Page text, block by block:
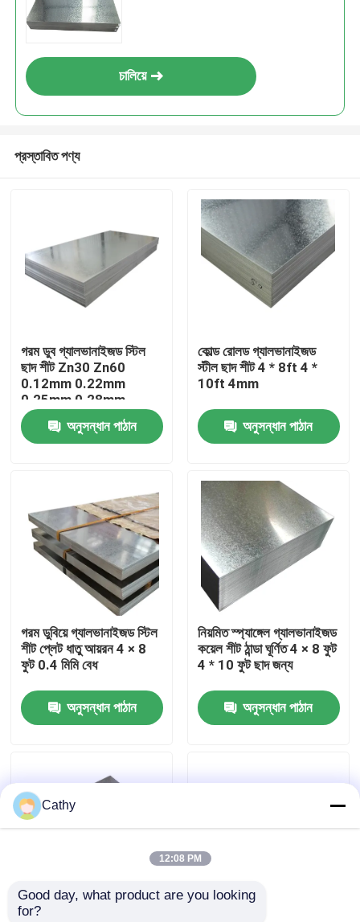
আমাদের সম্বন্ধে
গুণমান নিয়ন্ত্রণ
আমাদের সাথে যোগাযোগ
মামলা
শীট স্টেইনলেস স্টীল
চালিয়ে
প্রস্তাবিত পণ্য
গরম ডুব গ্যালভানাইজড স্টিল
ছাদ শীট Zn30 Zn60
0.12mm 0.22mm
0.25mm 0.28mm
0.3mm
অনুসন্ধান পাঠান
কোল্ড রোলড গ্যালভানাইজড
স্টীল ছাদ শীট 4 * 8ft 4 *
10ft 4mm
অনুসন্ধান পাঠান
গরম ডুবিয়ে গ্যালভানাইজড স্টিল
শীট প্লেট ধাতু আয়রন 4 × 8
ফুট 0.4 মিমি বেধ
অনুসন্ধান পাঠান
নিয়মিত স্প্যাঙ্গেল গ্যালভানাইজড
কয়েল শীট ঠান্ডা ঘূর্ণিত 4 × 8 ফুট
4 * 10 ফুট ছাদ জন্য
অনুসন্ধান পাঠান
গ্যালভানাইজড স্টিল শীট প্লেট
Cathy
12:08 PM
Good day, what product are you looking
for?